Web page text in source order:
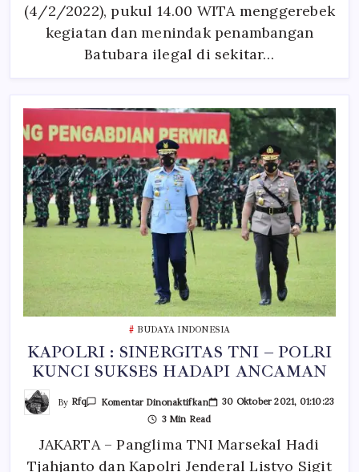
(4/2/2022), pukul 14.00 WITA menggerebek
kegiatan dan menindak penambangan
Batubara ilegal di sekitar…
BUDAYA INDONESIA
KAPOLRI : SINERGITAS TNI – POLRI
KUNCI SUKSES HADAPI ANCAMAN
By Rfq Komentar DinonaktifkanPada
:
TNI
–
POLRI
30 Oktober 2021, 01:10:23
3 Min Read
JAKARTA – Panglima TNI Marsekal Hadi
Tjahjanto dan Kapolri Jenderal Listyo Sigit